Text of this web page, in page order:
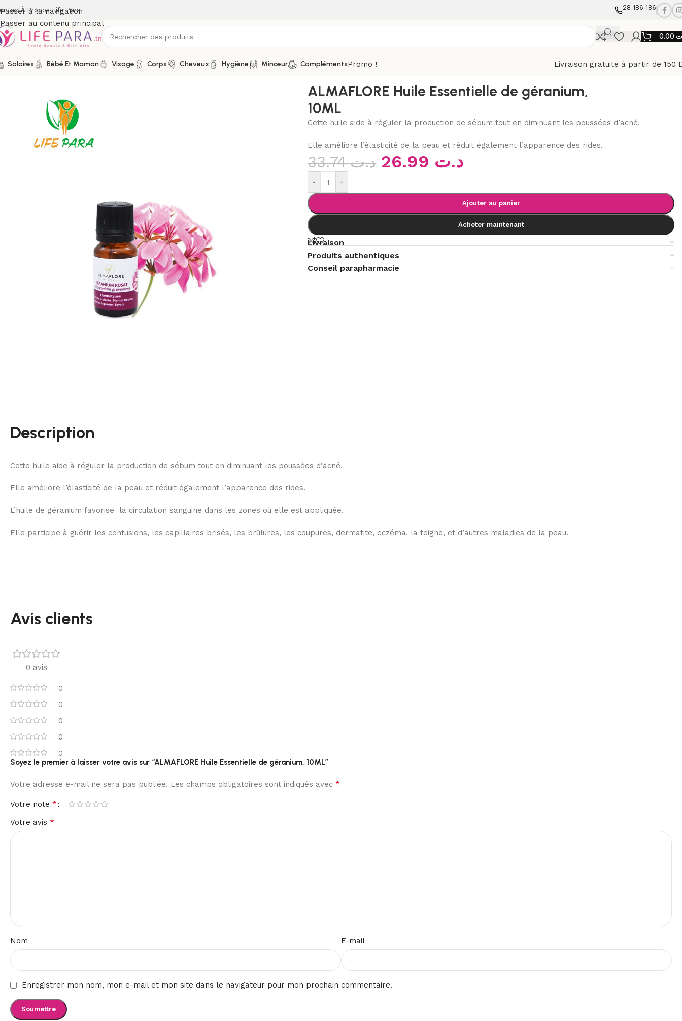
Passer à la navigation
Passer au contenu principal
À Propos Life Para 28 186 186
Solaires Bébé Et Maman Visage Corps Cheveux Hygiène Minceur ComplémentsPromo !
Livraison gratuite à partir de 150
/Boutique Bio & naturel Aromathérapie Huiles essentielles/ ALMAFLORE Huile Essentielle de géranium, 10ML
ALMAFLORE Huile Essentielle de géranium,
10ML
Cette huile aide à réguler la production de sébum tout en diminuant les poussées d’acné.
Elle améliore l’élasticité de la peau et réduit également l’apparence des rides.
د.ت33.74 د.ت
- +
Ajouter au panier
Acheter maintenant
Livraison
Produits authentiques
Conseil parapharmacie
Description
Cette huile aide à réguler la production de sébum tout en diminuant les poussées d’acné.
Elle améliore l’élasticité de la peau et réduit également l’apparence des rides.
L’huile de géranium favorise la circulation sanguine dans les zones où elle est appliquée.
Elle participe à guérir les contusions, les capillaires brisés, les brûlures, les coupures, dermatite, eczéma, la teigne, et d’autres maladies de la peau.
Avis clients
0 avis
0
0
0
0
0
Soyez le premier à laisser votre avis sur “ALMAFLORE Huile Essentielle de géranium, 10ML”
Votre adresse e-mail ne sera pas publiée. Les champs obligatoires sont indiqués avec *
Votre note *
Votre avis *
Nom E-mail
Enregistrer mon nom, mon e-mail et mon site dans le navigateur pour mon prochain commentaire.